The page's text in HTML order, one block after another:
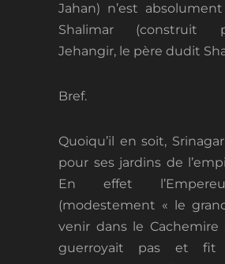
Jahan) n’est
Shalimar (construit
Jehangir, le père dudit
Bref.
Quoiqu’il en soit,
pour ses jardins de
En effet
(modestement « le
venir dans le Cachemire
guerroyait pas et fit